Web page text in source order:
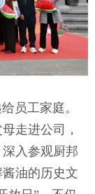
员工家庭。
走进公司，
入参观厨邦
油的历史文